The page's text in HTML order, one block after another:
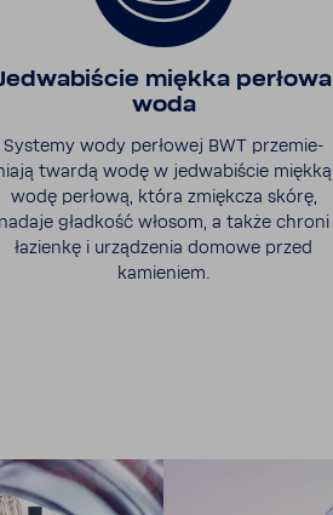
miękka perłowa
woda
Systemy wody perłowej BWT prze­mie­
twardą wodę w jedwa­bi­ście miękką
wodę perłową, która zmiękcza skórę,
nadaje gład­kość włosom, a także chroni
łazienkę i urzą­dzenia domowe przed
kamie­niem.